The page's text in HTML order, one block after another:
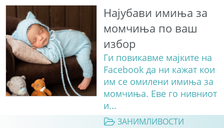
Најубави имиња за
момчиња по ваш
избор
Ги повикавме мајките на
Facebook да ни кажат кои
им се омилени имиња за
момчиња. Еве го нивниот
и...
ЗАНИМЛИВОСТИ